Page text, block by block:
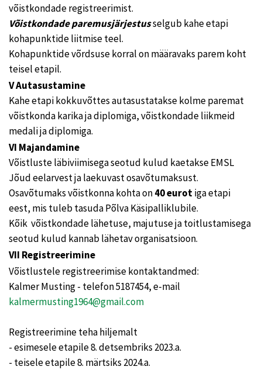
võistkondade registreerimist.
Võistkondade paremusjärjestusselgub kahe etapi
kohapunktide liitmise teel.
Kohapunktide võrdsuse korral on määravaks parem koht
teisel etapil.
V Autasustamine
Kahe etapi kokkuvõttes autasustatakse kolme paremat
võistkonda karika ja diplomiga, võistkondade liikmeid
medali ja diplomiga.
VI Majandamine
Võistluste läbiviimisega seotud kulud kaetakse EMSL
Jõud eelarvest ja laekuvast osavõtumaksust.
Osavõtumaks võistkonna kohta on40 eurotiga etapi
eest, mis tuleb tasuda Põlva Käsipalliklubile.
Kõik võistkondade lähetuse, majutuse ja toitlustamisega
seotud kulud kannab lähetav organisatsioon.
VII Registreerimine
Võistlustele registreerimise kontaktandmed:
Kalmer Musting - telefon 5187454, e-mail
kalmermusting1964@gmail.com
Registreerimine teha hiljemalt
- esimesele etapile 8. detsembriks 2023.a.
- teisele etapile 8. märtsiks 2024.a.